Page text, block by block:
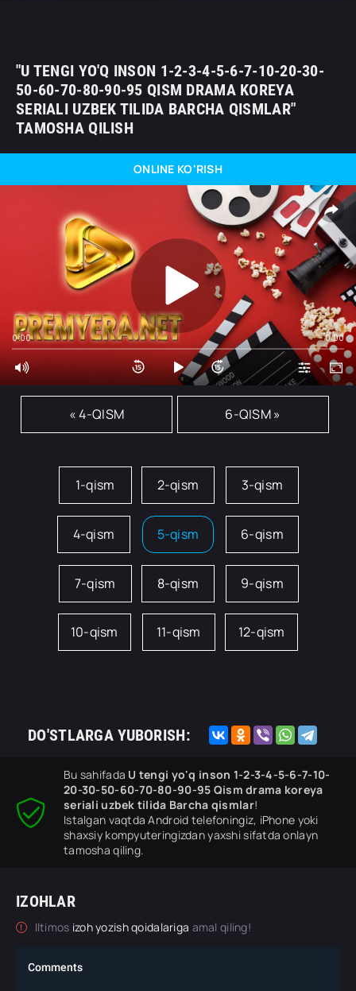
"U TENGI YO'Q INSON 1-2-3-4-5-6-7-10-20-30-
50-60-70-80-90-95 QISM DRAMA KOREYA
SERIALI UZBEK TILIDA BARCHA QISMLAR"
TAMOSHA QILISH
ONLINE KO'RISH
0:00 0:00
« 4-QISM 6-QISM »
1-qism 2-qism 3-qism
4-qism 5-qism 6-qism
7-qism 8-qism 9-qism
10-qism 11-qism 12-qism
DO'STLARGA YUBORISH:
Bu sahifada U tengi yo'q inson 1-2-3-4-5-6-7-10-
20-30-50-60-70-80-90-95 Qism drama koreya
seriali uzbek tilida Barcha qismlar!
Istalgan vaqtda Android telefoningiz, iPhone yoki
shaxsiy kompyuteringizdan yaxshi sifatda onlayn
tamosha qiling.
IZOHLAR
Iltimos izoh yozish qoidalariga amal qiling!